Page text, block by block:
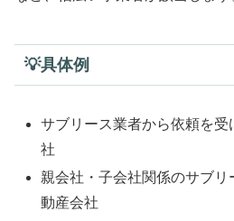
💡具体例
サブリース業者から依頼を受
社
親会社・子会社関係のサブ
動産会社